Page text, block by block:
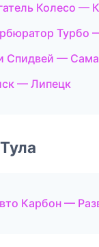
Колесо —
Турбо
Спидвей —
— Липецк
Карбон —